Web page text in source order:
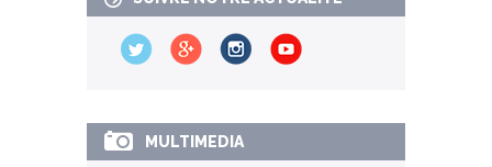
MULTIMEDIA